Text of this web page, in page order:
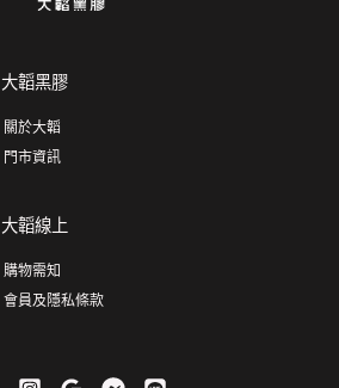
大韜黑膠
關於大韜
門市資訊
大韜線上
購物需知
會員及隱私條款